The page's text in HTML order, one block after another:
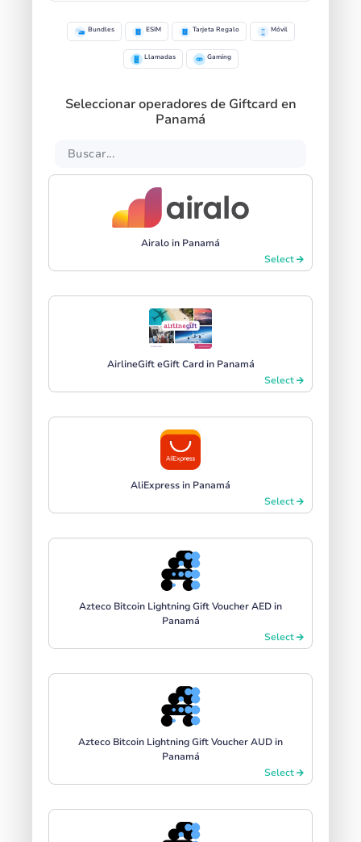
Bundles ESIM Tarjeta Regalo Móvil
Llamadas Gaming
Seleccionar operadores de Giftcard en
Panamá
Airalo in Panamá
Select
AirlineGift eGift Card in Panamá
Select
AliExpress in Panamá
Select
Azteco Bitcoin Lightning Gift Voucher AED in
Panamá
Select
Azteco Bitcoin Lightning Gift Voucher AUD in
Panamá
Select